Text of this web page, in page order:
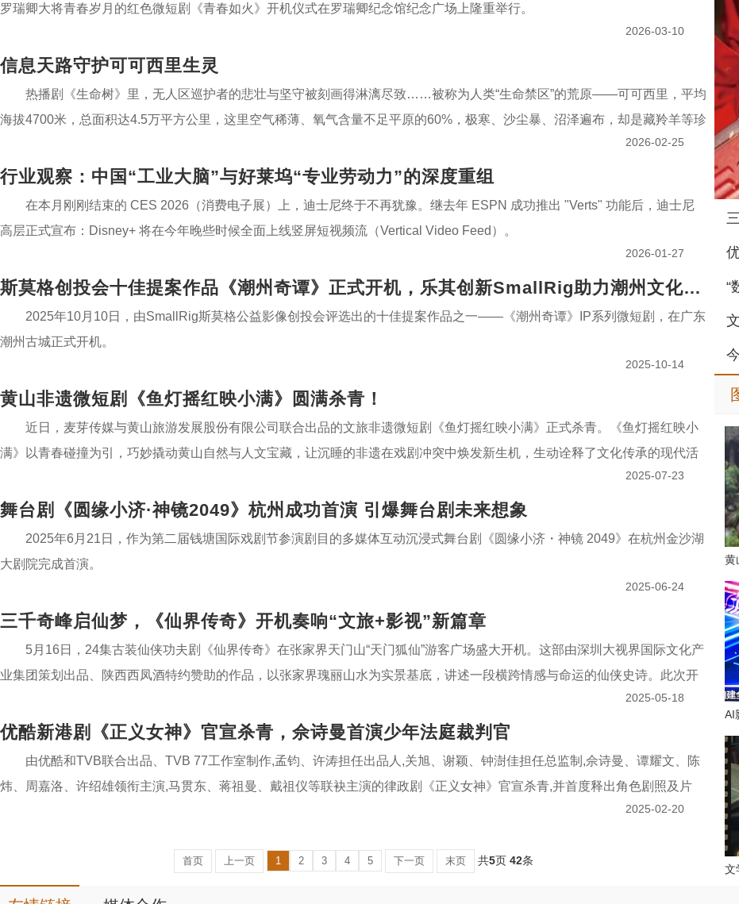
罗瑞卿大将青春岁月的红色微短剧《青春如火》开机仪式在罗瑞卿纪念馆纪念广场上隆重举行。
2026-03-10
信息天路守护可可西里生灵
热播剧《生命树》里，无人区巡护者的悲壮与坚守被刻画得淋漓尽致……被称为人类“生命禁区”的荒原——可可西里，平均
海拔4700米，总面积达4.5万平方公里，这里空气稀薄、氧气含量不足平原的60%，极寒、沙尘暴、沼泽遍布，却是藏羚羊等珍
2026-02-25
行业观察：中国“工业大脑”与好莱坞“专业劳动力”的深度重组
在本月刚刚结束的 CES 2026（消费电子展）上，迪士尼终于不再犹豫。继去年 ESPN 成功推出 "Verts" 功能后，迪士尼
高层正式宣布：Disney+ 将在今年晚些时候全面上线竖屏短视频流（Vertical Video Feed）。
2026-01-27
斯莫格创投会十佳提案作品《潮州奇谭》正式开机，乐其创新SmallRig助力潮州文化全球破圈
2025年10月10日，由SmallRig斯莫格公益影像创投会评选出的十佳提案作品之一——《潮州奇谭》IP系列微短剧，在广东
潮州古城正式开机。
2025-10-14
黄山非遗微短剧《鱼灯摇红映小满》圆满杀青！
近日，麦芽传媒与黄山旅游发展股份有限公司联合出品的文旅非遗微短剧《鱼灯摇红映小满》正式杀青。《鱼灯摇红映小
满》以青春碰撞为引，巧妙撬动黄山自然与人文宝藏，让沉睡的非遗在戏剧冲突中焕发新生机，生动诠释了文化传承的现代活
2025-07-23
舞台剧《圆缘小济·神镜2049》杭州成功首演 引爆舞台剧未来想象
2025年6月21日，作为第二届钱塘国际戏剧节参演剧目的多媒体互动沉浸式舞台剧《圆缘小济・神镜 2049》在杭州金沙湖
大剧院完成首演。
2025-06-24
三千奇峰启仙梦，《仙界传奇》开机奏响“文旅+影视”新篇章
5月16日，24集古装仙侠功夫剧《仙界传奇》在张家界天门山“天门狐仙”游客广场盛大开机。这部由深圳大视界国际文化产
业集团策划出品、陕西西凤酒特约赞助的作品，以张家界瑰丽山水为实景基底，讲述一段横跨情感与命运的仙侠史诗。此次开
2025-05-18
优酷新港剧《正义女神》官宣杀青，佘诗曼首演少年法庭裁判官
由优酷和TVB联合出品、TVB 77工作室制作,孟钧、许涛担任出品人,关旭、谢颖、钟澍佳担任总监制,佘诗曼、谭耀文、陈
炜、周嘉洛、许绍雄领衔主演,马贯东、蒋祖曼、戴祖仪等联袂主演的律政剧《正义女神》官宣杀青,并首度释出角色剧照及片
2025-02-20
首页 上一页 1 2 3 4 5 下一页 末页 共5页 42条